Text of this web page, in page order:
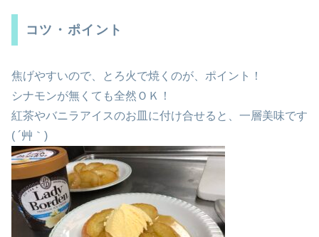
コツ・ポイント
焦げやすいので、とろ火で焼くのが、ポイント！
シナモンが無くても全然ＯＫ！
紅茶やバニラアイスのお皿に付け合せると、一層美味です
( ´艸｀)